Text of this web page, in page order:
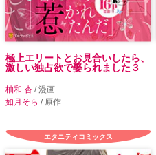
極上エリートとお見合いしたら、
激しい独占欲で娶られました３
柚和 杏 / 漫画
如月そら / 原作
エタニティコミックス